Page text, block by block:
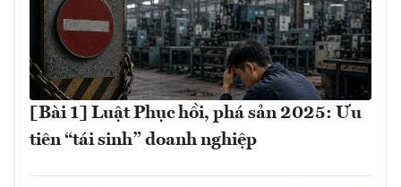
[Bài 1] Luật Phục hồi, phá sản 2025: Ưu
tiên “tái sinh” doanh nghiệp